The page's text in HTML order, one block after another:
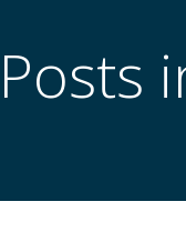
Posts